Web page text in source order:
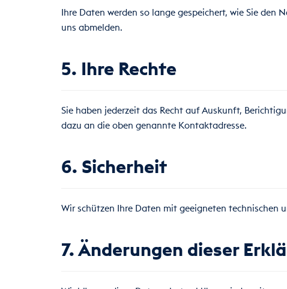
Ihre Daten werden so lange gespeichert, wie Sie den
uns abmelden.
5. Ihre Rechte
Sie haben jederzeit das Recht auf Auskunft,
dazu an die oben genannte Kontaktadresse.
6. Sicherheit
Wir schützen Ihre Daten mit geeigneten technischen
7. Änderungen dieser